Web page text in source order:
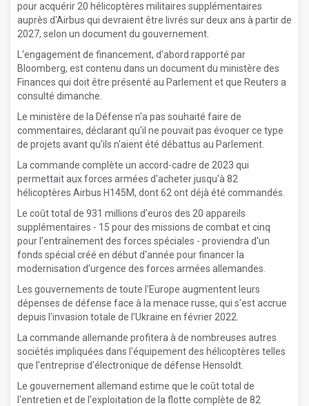
pour acquérir 20 hélicoptères militaires supplémentaires
auprès d'Airbus qui devraient être livrés sur deux ans à partir de
2027, selon un document du gouvernement.
L'engagement de financement, d'abord rapporté par
Bloomberg, est contenu dans un document du ministère des
Finances qui doit être présenté au Parlement et que Reuters a
consulté dimanche.
Le ministère de la Défense n'a pas souhaité faire de
commentaires, déclarant qu'il ne pouvait pas évoquer ce type
de projets avant qu'ils n'aient été débattus au Parlement.
La commande complète un accord-cadre de 2023 qui
permettait aux forces armées d'acheter jusqu'à 82
hélicoptères Airbus H145M, dont 62 ont déjà été commandés.
Le coût total de 931 millions d'euros des 20 appareils
supplémentaires - 15 pour des missions de combat et cinq
pour l'entraînement des forces spéciales - proviendra d'un
fonds spécial créé en début d'année pour financer la
modernisation d'urgence des forces armées allemandes.
Les gouvernements de toute l'Europe augmentent leurs
dépenses de défense face à la menace russe, qui s'est accrue
depuis l'invasion totale de l'Ukraine en février 2022.
La commande allemande profitera à de nombreuses autres
sociétés impliquées dans l'équipement des hélicoptères telles
que l'entreprise d'électronique de défense Hensoldt.
Le gouvernement allemand estime que le coût total de
l'entretien et de l'exploitation de la flotte complète de 82